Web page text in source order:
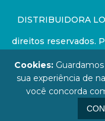
DISTRIBUIDORA
direitos reservados.
Preços e estoque
67.946.814/0001-
Paulo
Cookies:
sua experiência de
você concorda